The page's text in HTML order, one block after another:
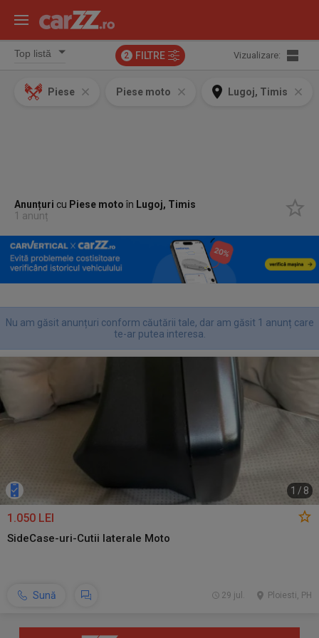
2 FILTRE Vizualizare:
Piese Piese moto Lugoj, Timis
Anunțuri cu Piese motoîn Lugoj, Timis
1 anunț
Nu am găsit anunțuri conform căutării tale, dar am găsit 1 anunț care
te-ar putea interesa.
1 / 8
1.050 LEI
SideCase-uri-Cutii laterale Moto
Sună Ploiesti, PH
29 jul.